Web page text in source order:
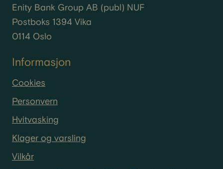
Enity Bank Group AB (publ) NUF
Postboks 1394 Vika
0114 Oslo
Informasjon
Cookies
Personvern
Hvitvasking
Klager og varsling
Vilkår